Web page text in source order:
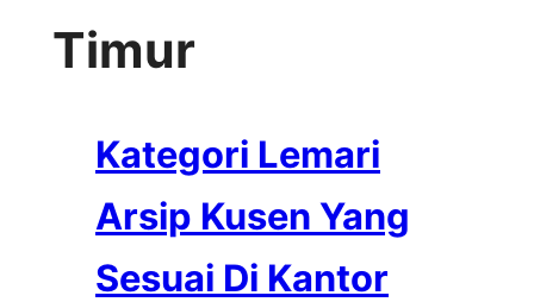
Timur
Kategori Lemari
Arsip Kusen Yang
Sesuai Di Kantor